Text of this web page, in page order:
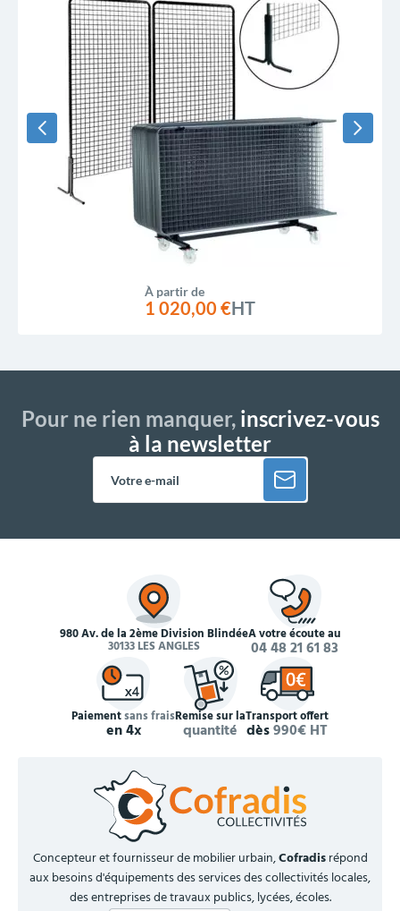
À partir de
1 020,00 €HT
Pour ne rien manquer,inscrivez-vous
à la newsletter
980 Av. de la 2ème Division Blindée
30133 LES ANGLES
À votre écoute au
04 48 21 61 83
Paiementsans frais
en 4x
Remise sur la
quantité
Transport offert
dès990€ HT
Concepteur et fournisseur de mobilier urbain,Cofradisrépond
aux besoins d'équipements des services des collectivités locales,
des entreprises de travaux publics, lycées, écoles.